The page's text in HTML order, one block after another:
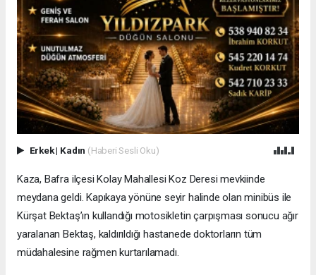
Erkek| Kadın (Haberi Sesli Oku)
Kaza, Bafra ilçesi Kolay Mahallesi Koz Deresi mevkiinde
meydana geldi. Kapıkaya yönüne seyir halinde olan minibüs ile
Kürşat Bektaş’ın kullandığı motosikletin çarpışması sonucu ağır
yaralanan Bektaş, kaldırıldığı hastanede doktorların tüm
müdahalesine rağmen kurtarılamadı.